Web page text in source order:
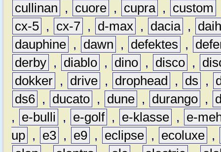
cullinan
, cuore , cupra , custom
cx-5 , cx-7 , d-max , dacia ,
dauphine , dawn , defektes ,
derby , diablo , dino , disco ,
dokker , drive , drophead , ds ,
ds6 , ducato , dune , durango ,
,
e-bulli , e-golf , e-klasse ,
e-
up , e3 , e9 , eclipse , ecoluxe ,